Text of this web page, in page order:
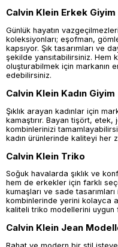
Calvin Klein Erkek Giyim
Günlük hayatın
koleksiyonları; eşofman,
kapsıyor. Şık tasarımları ve
şekilde yansıtabilirsiniz.
oluşturabilmek için markanın
edebilirsiniz.
Calvin Klein Kadın Giyim
Şıklık arayan kadınlar için
kamaştırır. Bayan tişört,
kombinlerinizi
kadın ürünlerinde kaliteyi her
Calvin Klein Triko
Soğuk havalarda şıklık ve
hem de erkekler için farklı
kumaşları ve sade
kombinlerinde yerini kolayca
kaliteli triko modellerini uygun
Calvin Klein Jean